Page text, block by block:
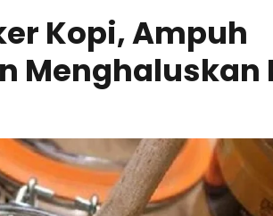
Kopi, Ampuh
Menghaluskan